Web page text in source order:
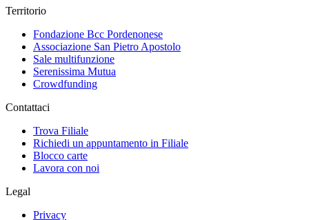
Territorio
Fondazione Bcc Pordenonese
Associazione San Pietro Apostolo
Sale multifunzione
Serenissima Mutua
Crowdfunding
Contattaci
Trova Filiale
Richiedi un appuntamento in Filiale
Blocco carte
Lavora con noi
Legal
Privacy